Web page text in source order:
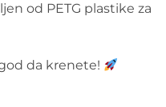
od PETG plastike za
da krenete!